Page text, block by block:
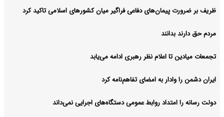
ظریف بر ضرورت پیمان‌های دفاعی فراگیر میان کشورهای اسلامی تاکید کرد
مردم حق دارند بدانند
تجمعات میادین تا اعلام نظر رهبری ادامه می‌یابد
ایران دشمن را وادار به امضای تفاهم‌نامه کرد
دولت رسانه را امتداد روابط عمومی دستگاه‌های اجرایی نمی‌داند